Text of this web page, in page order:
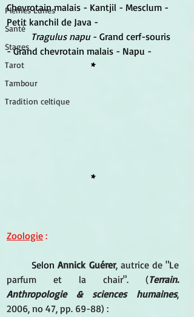
Pleines Lunes
Santé
Stages
Tarot
Tambour
Tradition celtique
Chevrotain malais - Kantjil - Mesclum -
Petit kanchil de Java -
Tragulus napu - Grand cerf-souris
- Grand chevrotain malais - Napu -
*
*
Zoologie :
	Selon
Annick Guérer, autrice de "Le
parfum et la chair". (Terrain.
Anthropologie & sciences humaines,
2006, no 47, pp. 69-88) :